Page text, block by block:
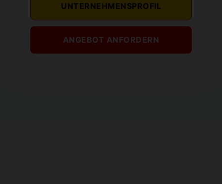
UNTERNEHMENSPROFIL
ANGEBOT ANFORDERN